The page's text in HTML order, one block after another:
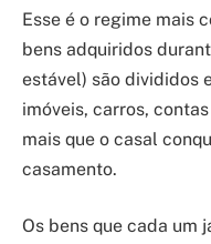
Esse é o regime mais
bens adquiridos
estável) são divididos
imóveis, carros,
mais que o casal
casamento.
Os bens que cada um